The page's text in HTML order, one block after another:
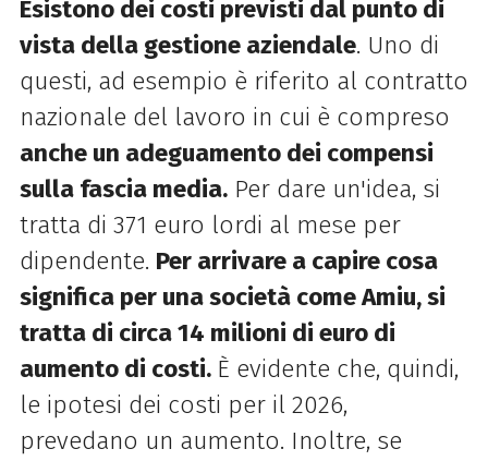
Esistono dei costi previsti dal punto di
vista della gestione aziendale. Uno di
questi, ad esempio è riferito al contratto
nazionale del lavoro in cui è compreso
anche un adeguamento dei compensi
sulla fascia media.Per dare un'idea, si
tratta di 371 euro lordi al mese per
dipendente. Per arrivare a capire cosa
significa per una società come Amiu, si
tratta di circa 14 milioni di euro di
aumento di costi. È evidente che, quindi,
le ipotesi dei costi per il 2026,
prevedano un aumento. Inoltre, se